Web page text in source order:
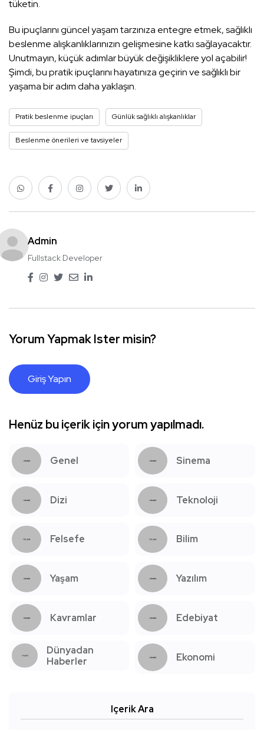
tüketin.
Bu ipuçlarını güncel yaşam tarzınıza entegre etmek, sağlıklı
beslenme alışkanlıklarınızın gelişmesine katkı sağlayacaktır.
Unutmayın, küçük adımlar büyük değişikliklere yol açabilir!
Şimdi, bu pratik ipuçlarını hayatınıza geçirin ve sağlıklı bir
yaşama bir adım daha yaklaşın.
Pratik beslenme ipuçları Günlük sağlıklı alışkanlıklar
Beslenme önerileri ve tavsiyeler
Admin
Fullstack Developer
Yorum Yapmak Ister misin?
Giriş Yapın
Henüz bu içerik için yorum yapılmadı.
Genel Sinema
Dizi Teknoloji
Felsefe Bilim
Yaşam Yazılım
Kavramlar Edebiyat
Dünyadan
Haberler
Ekonomi
Içerik Ara